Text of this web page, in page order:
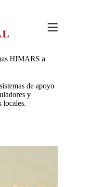
HIMARS a
de apoyo
y
locales.